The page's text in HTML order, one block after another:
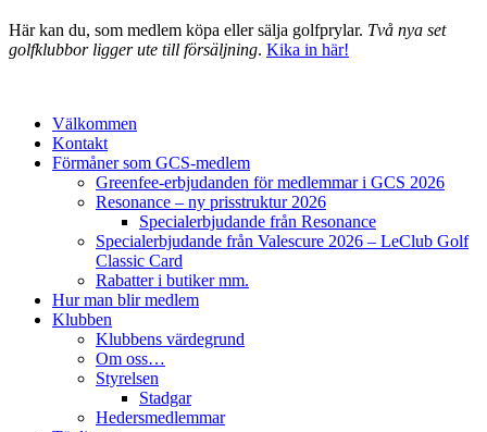
Här kan du, som medlem köpa eller sälja golfprylar. Två nya set
golfklubbor ligger ute till försäljning. Kika in här!
Välkommen
Kontakt
Förmåner som GCS-medlem
Greenfee-erbjudanden för medlemmar i GCS 2026
Resonance – ny prisstruktur 2026
Specialerbjudande från Resonance
Specialerbjudande från Valescure 2026 – LeClub Golf
Classic Card
Rabatter i butiker mm.
Hur man blir medlem
Klubben
Klubbens värdegrund
Om oss…
Styrelsen
Stadgar
Hedersmedlemmar